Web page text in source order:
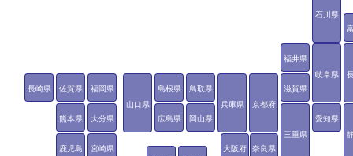
石川県
福井県
岐阜県
愛知県
三重県
滋賀県
京都府
大阪府
兵庫県
奈良県
鳥取県
島根県
岡山県
広島県
山口県
福岡県
佐賀県
長崎県
熊本県 大分県
宮崎県
鹿児島